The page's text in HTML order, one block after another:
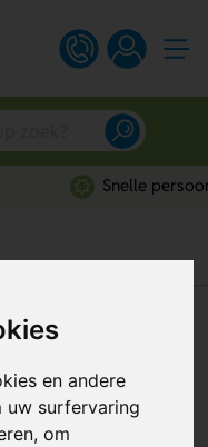
en andere
uw surfervaring
om
service